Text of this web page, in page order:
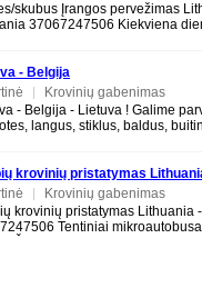
skubus Įrangos pervežimas
37067247506 Kiekviena
- Belgija
Krovinių gabenimas
- Belgija - Lietuva ! Galime
langus, stiklus, baldus,
krovinių pristatymas
37067247506
Krovinių gabenimas
krovinių pristatymas Lithuania
Tentiniai